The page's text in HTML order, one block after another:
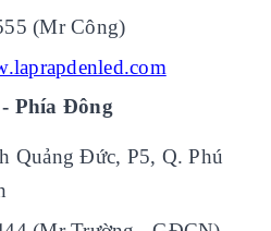
(Mr Công)
Phía Đông
Quảng Đức, P5, Q. Phú